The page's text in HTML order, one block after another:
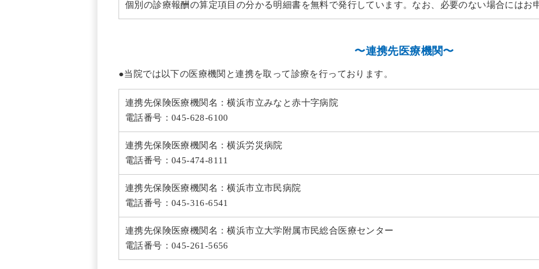
個別の診療報酬の算定項目の分かる明細書を無料で発行しています。なお、必要のない場合にはお
〜連携先医療機関〜
●当院では以下の医療機関と連携を取って診療を行っております。
連携先保険医療機関名：横浜市立みなと赤十字病院
電話番号：045-628-6100
連携先保険医療機関名：横浜労災病院
電話番号：045-474-8111
連携先保険医療機関名：横浜市立市民病院
電話番号：045-316-6541
連携先保険医療機関名：横浜市立大学附属市民総合医療センター
電話番号：045-261-5656